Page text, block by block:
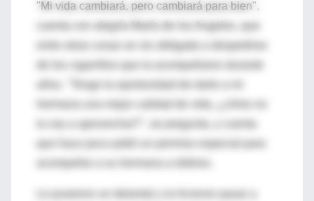
"Mi vida cambiará, pero cambiará para bien",
cuenta con alegría María de los Angeles, que
entre otras cosas se vio obligada a despedirse
de los cigarrillos que la acompañaron durante
años. "Tengo la oportunidad de darle a mi
la voy a aprovechar?", se pregunta, y cuenta